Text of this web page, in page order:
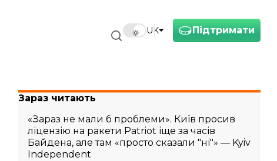
Підтримати
UK
Зараз читають
«Зараз не мали б проблеми». Київ просив
ліцензію на ракети Patriot іще за часів
Байдена, але там «просто сказали "ні"» — Kyiv
Independent